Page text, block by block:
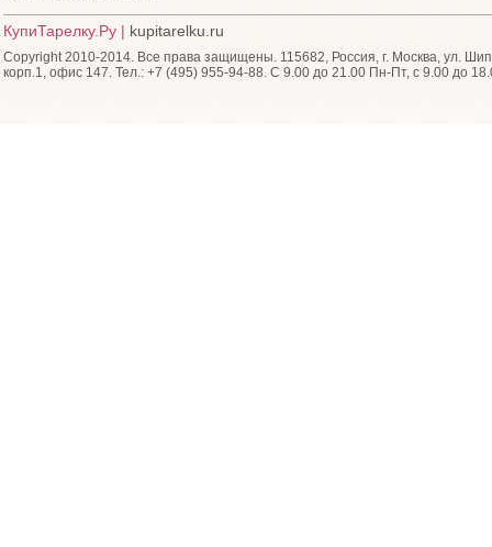
КупиТарелку.Ру | kupitarelku.ru
Copyright 2010-2014. Все права защищены. 115682, Россия, г. Москва, ул.
корп.1, офис 147. Тел.: +7 (495) 955-94-88. С 9.00 до 21.00 Пн-Пт, с 9.00 до